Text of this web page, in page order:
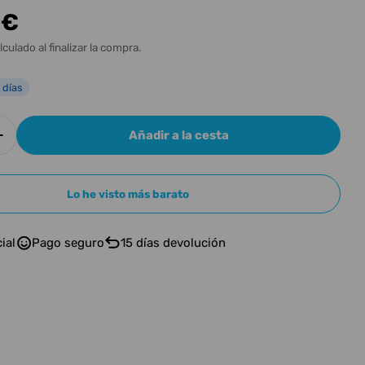
modal
al finalizar la compra.
para SQUIER CLASSIC VIBE 70
cantidad para SQUIER CLASSIC VIBE 70
Añadir a la cesta
Lo he visto más barato
Pago seguro 15 días devolución